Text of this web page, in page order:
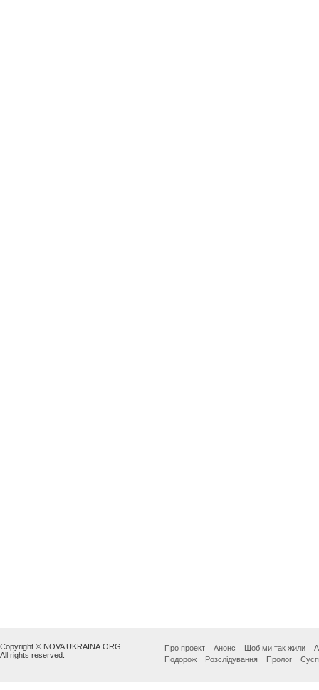
Copyright © NOVA UKRAINA.ORG
All rights reserved.
Про проект Анонс Щоб ми так жили
Подорож
Розслідування Пролог